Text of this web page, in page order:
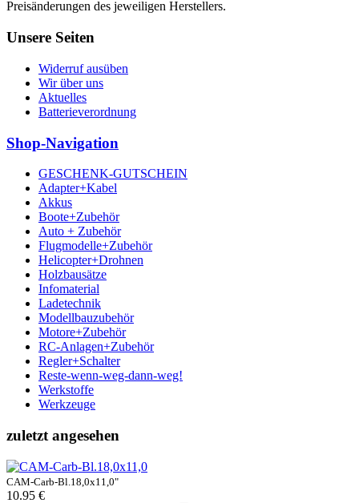
Preisänderungen des jeweiligen Herstellers.
Unsere Seiten
Widerruf ausüben
Wir über uns
Aktuelles
Batterieverordnung
Shop-Navigation
GESCHENK-GUTSCHEIN
Adapter+Kabel
Akkus
Boote+Zubehör
Auto + Zubehör
Flugmodelle+Zubehör
Helicopter+Drohnen
Holzbausätze
Infomaterial
Ladetechnik
Modellbauzubehör
Motore+Zubehör
RC-Anlagen+Zubehör
Regler+Schalter
Reste-wenn-weg-dann-weg!
Werkstoffe
Werkzeuge
zuletzt angesehen
CAM-Carb-Bl.18,0x11,0"
10.95 €